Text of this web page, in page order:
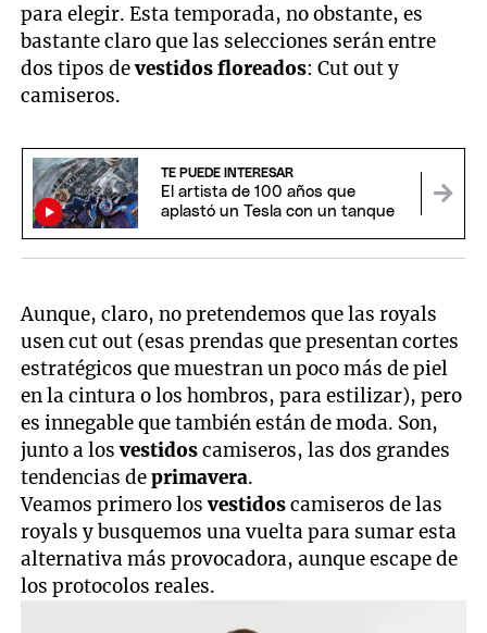
para elegir. Esta temporada, no obstante, es
bastante claro que las selecciones serán entre
dos tipos devestidos floreados: Cut out y
camiseros.
TE PUEDE INTERESAR
El artista de 100 años que
aplastó un Tesla con un tanque
Aunque, claro, no pretendemos que las royals
usen cut out (esas prendas que presentan cortes
estratégicos que muestran un poco más de piel
en la cintura o los hombros, para estilizar), pero
es innegable que también están de moda. Son,
junto a losvestidoscamiseros, las dos grandes
tendencias deprimavera.
Veamos primero losvestidoscamiseros de las
royals y busquemos una vuelta para sumar esta
alternativa más provocadora, aunque escape de
los protocolos reales.